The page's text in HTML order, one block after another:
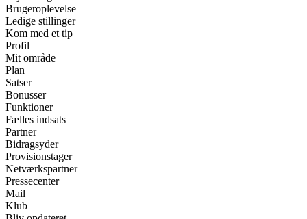
Brugeroplevelse
Ledige stillinger
Kom med et tip
Profil
Mit område
Plan
Satser
Bonusser
Funktioner
Fælles indsats
Partner
Bidragsyder
Provisionstager
Netværkspartner
Pressecenter
Mail
Klub